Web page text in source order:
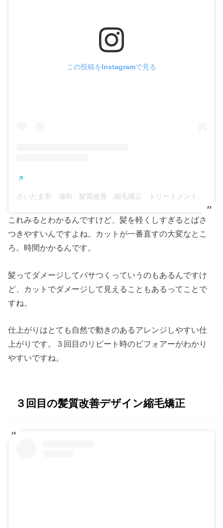
この投稿をInstagramで見る
さいたま市 浦和 髪質改善 縮毛矯正 トリートメント ヘナ 髪質改善 水素吸引 美容室 エナ(@eva.hairsalon)がシェアした投稿
これみるとわかるんですけど、髪を軽くしすぎるとぱさ
つきやすいんですよね。カットが一番直すの大変なとこ
ろ。時間かかるんです。
髪ってダメージしてパサつくっていうのもあるんですけ
ど、カットでダメージして見えることもあるってことで
すね。
仕上がりはとても自然で動きのあるアレンジしやすい仕
上がりです。３回目のリピート時のビフォアーがわかり
やすいですね。
３回目の髪質改善デザイン縮毛矯正